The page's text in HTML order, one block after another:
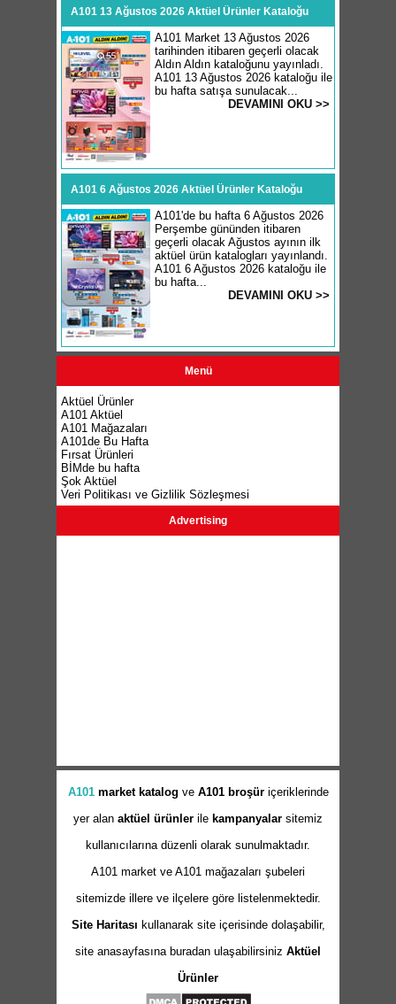
A101 13 Ağustos 2026 Aktüel Ürünler Kataloğu
A101 Market 13 Ağustos 2026
tarihinden itibaren geçerli olacak
Aldın Aldın kataloğunu yayınladı.
A101 13 Ağustos 2026 kataloğu ile
bu hafta satışa sunulacak...
DEVAMINI OKU >>
A101 6 Ağustos 2026 Aktüel Ürünler Kataloğu
A101'de bu hafta 6 Ağustos 2026
Perşembe gününden itibaren
geçerli olacak Ağustos ayının ilk
aktüel ürün katalogları yayınlandı.
A101 6 Ağustos 2026 kataloğu ile
bu hafta...
DEVAMINI OKU >>
Menü
Aktüel Ürünler
A101 Aktüel
A101 Mağazaları
A101de Bu Hafta
Fırsat Ürünleri
BİMde bu hafta
Şok Aktüel
Veri Politikası ve Gizlilik Sözleşmesi
Advertising
A101 market katalog ve A101 broşüriçeriklerinde
yer alan aktüel ürünler ile kampanyalar sitemiz
kullanıcılarına düzenli olarak sunulmaktadır.
A101 market ve A101 mağazaları şubeleri
sitemizde illere ve ilçelere göre listelenmektedir.
Site Haritası kullanarak site içerisinde dolaşabilir,
site anasayfasına buradan ulaşabilirsiniz Aktüel
Ürünler